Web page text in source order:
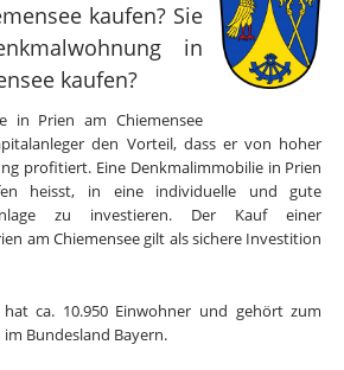
kaufen? Sie
in
kaufen?
in Prien am Chiemensee
den Vorteil, dass er von hoher
profitiert. Eine Denkmalimmobilie in Prien
heisst, in eine individuelle und gute
zu investieren. Der Kauf einer
am Chiemensee gilt als sichere Investition
hat ca. 10.950 Einwohner und gehört zum
Bundesland Bayern.